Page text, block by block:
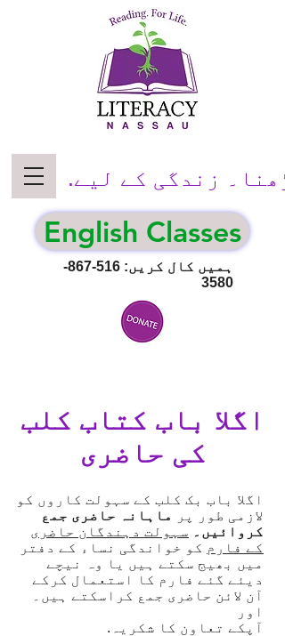
ہمیں کال کریں:
516-867-
3580
زندگی کے لیے.
English Classes
اگلا باب کتاب کلب
کی حاضری
اگلا باب بک کلب کے سہولت کاروں کو
لازمی طور پر
ماہانہ حاضری جمع
کروائیں۔ سہولت دہندگان حاضری
کے فارم کو خواندگی نساء کے دفتر
میں بھیج سکتے ہیں یا وہ نیچے
دیئے گئے فارم کا استعمال کرکے
آن لائن حاضری جمع کراسکتے ہیں۔
اور
آپکے تعاون کا شکریہ.